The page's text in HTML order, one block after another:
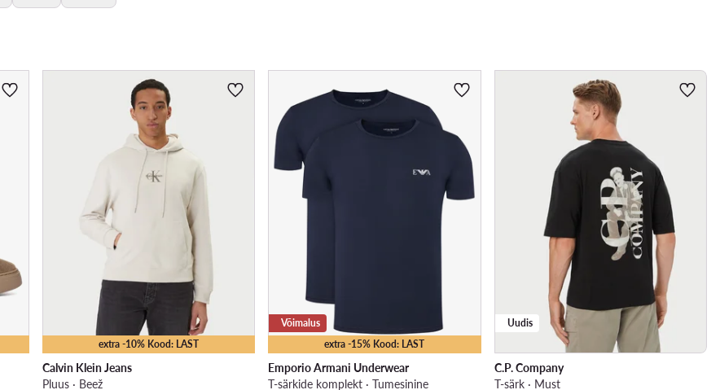
extra -10% Kood: LAST
Calvin Klein Jeans
Pluus · Beež
extra -15% Kood: LAST
Võimalus
Emporio Armani Underwear
T-särkide komplekt · Tumesinine
Uudis
C.P. Company
T-särk · Must